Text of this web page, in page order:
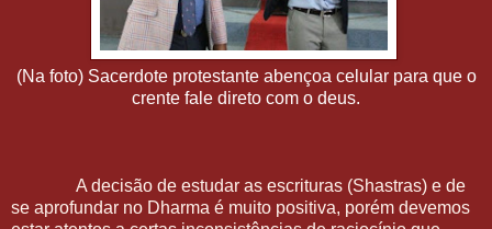
(Na foto) Sacerdote protestante abençoa celular para que o
crente fale direto com o deus.
A decisão de estudar as escrituras (Shastras) e de
se aprofundar no Dharma é muito positiva, porém devemos